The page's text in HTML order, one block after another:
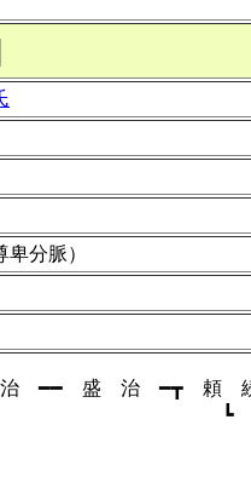
分脈）
━━ 盛 治 ━┳ 頼